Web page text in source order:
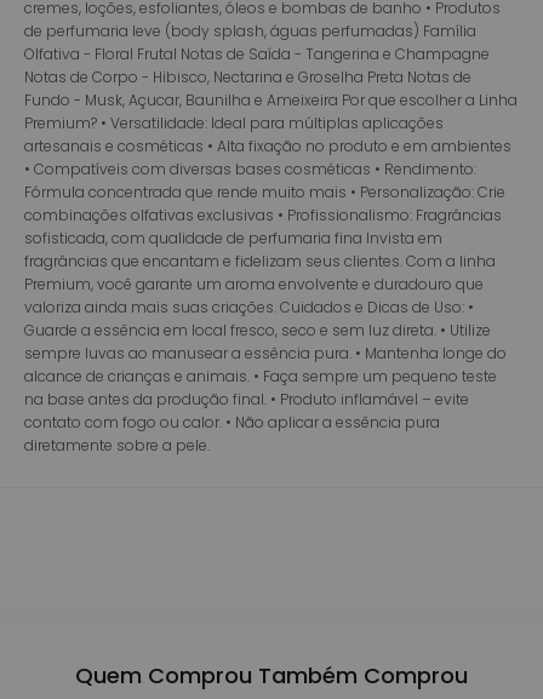
cremes, loções, esfoliantes, óleos e bombas de banho • Produtos
de perfumaria leve (body splash, águas perfumadas) Família
Olfativa - Floral Frutal Notas de Saída - Tangerina e Champagne
Notas de Corpo - Hibisco, Nectarina e Groselha Preta Notas de
Fundo - Musk, Açucar, Baunilha e Ameixeira Por que escolher a Linha
Premium? • Versatilidade: Ideal para múltiplas aplicações
artesanais e cosméticas • Alta fixação no produto e em ambientes
• Compatíveis com diversas bases cosméticas • Rendimento:
Fórmula concentrada que rende muito mais • Personalização: Crie
combinações olfativas exclusivas • Profissionalismo: Fragrâncias
sofisticada, com qualidade de perfumaria fina Invista em
fragrâncias que encantam e fidelizam seus clientes. Com a linha
Premium, você garante um aroma envolvente e duradouro que
valoriza ainda mais suas criações. Cuidados e Dicas de Uso: •
Guarde a essência em local fresco, seco e sem luz direta. • Utilize
sempre luvas ao manusear a essência pura. • Mantenha longe do
alcance de crianças e animais. • Faça sempre um pequeno teste
na base antes da produção final. • Produto inflamável – evite
contato com fogo ou calor. • Não aplicar a essência pura
diretamente sobre a pele.
Quem Comprou Também Comprou